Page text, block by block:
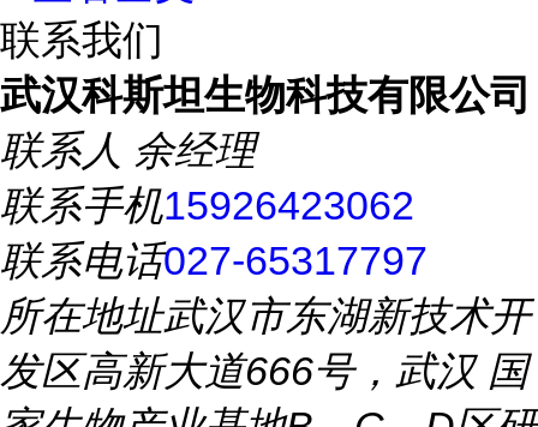
联系我们
武汉科斯坦生物科技有限公司
联系人 余经理
联系手机15926423062
联系电话027-65317797
所在地址武汉市东湖新技术开
发区高新大道666号，武汉 国